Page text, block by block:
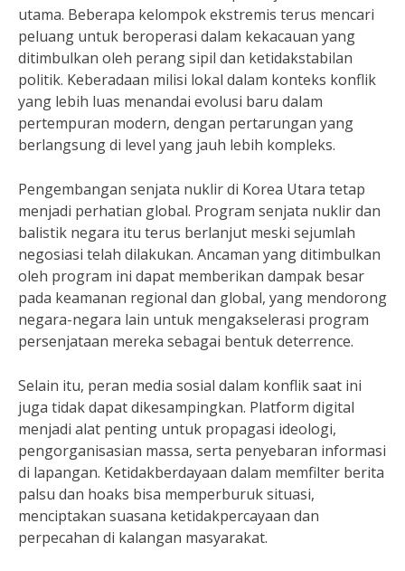
utama. Beberapa kelompok ekstremis terus mencari
peluang untuk beroperasi dalam kekacauan yang
ditimbulkan oleh perang sipil dan ketidakstabilan
politik. Keberadaan milisi lokal dalam konteks konflik
yang lebih luas menandai evolusi baru dalam
pertempuran modern, dengan pertarungan yang
berlangsung di level yang jauh lebih kompleks.
Pengembangan senjata nuklir di Korea Utara tetap
menjadi perhatian global. Program senjata nuklir dan
balistik negara itu terus berlanjut meski sejumlah
negosiasi telah dilakukan. Ancaman yang ditimbulkan
oleh program ini dapat memberikan dampak besar
pada keamanan regional dan global, yang mendorong
negara-negara lain untuk mengakselerasi program
persenjataan mereka sebagai bentuk deterrence.
Selain itu, peran media sosial dalam konflik saat ini
juga tidak dapat dikesampingkan. Platform digital
menjadi alat penting untuk propagasi ideologi,
pengorganisasian massa, serta penyebaran informasi
di lapangan. Ketidakberdayaan dalam memfilter berita
palsu dan hoaks bisa memperburuk situasi,
menciptakan suasana ketidakpercayaan dan
perpecahan di kalangan masyarakat.